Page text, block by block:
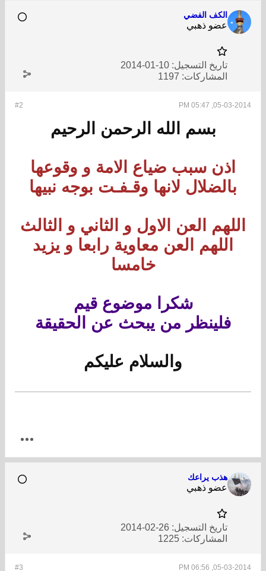
الكف الفضي
عضو ذهبي
تاريخ التسجيل: 10-01-2014
المشاركات: 1197
#2 05-03-2014, 05:47 PM
بسم الله الرحمن الرحيم
اذن سبب ضياع الامة و وقوعها
بالضلال لانها وقـفـت بوجه نبيها
اللهم العن الاول و الثاني و الثالث
اللهم العن معاوية رابعا و يزيد
خامسا
شكرا موضوع قيم
فلينظر من يبحث عن الحقيقة
والسلام عليكم
هذب يراعك
عضو ذهبي
تاريخ التسجيل: 26-02-2014
المشاركات: 1225
#3 05-03-2014, 06:56 PM